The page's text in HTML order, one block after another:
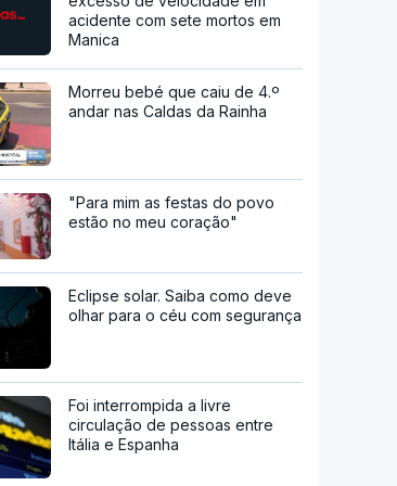
acidente com sete mortos em
Manica
Morreu bebé que caiu de 4.º
andar nas Caldas da Rainha
"Para mim as festas do povo
estão no meu coração"
Eclipse solar. Saiba como deve
olhar para o céu com segurança
Foi interrompida a livre
circulação de pessoas entre
Itália e Espanha